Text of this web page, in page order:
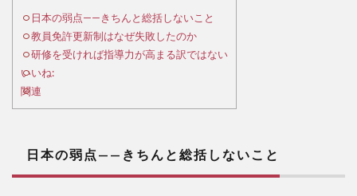
——
きち
んと
しな
いこ
教
員免
日本の弱点——きちんと総括しないこと
教員免許更新制はなぜ失敗したのか
研修を受ければ指導力が高まる訳ではない
いいね:
関連
日本の弱点——きちんと総括しないこと